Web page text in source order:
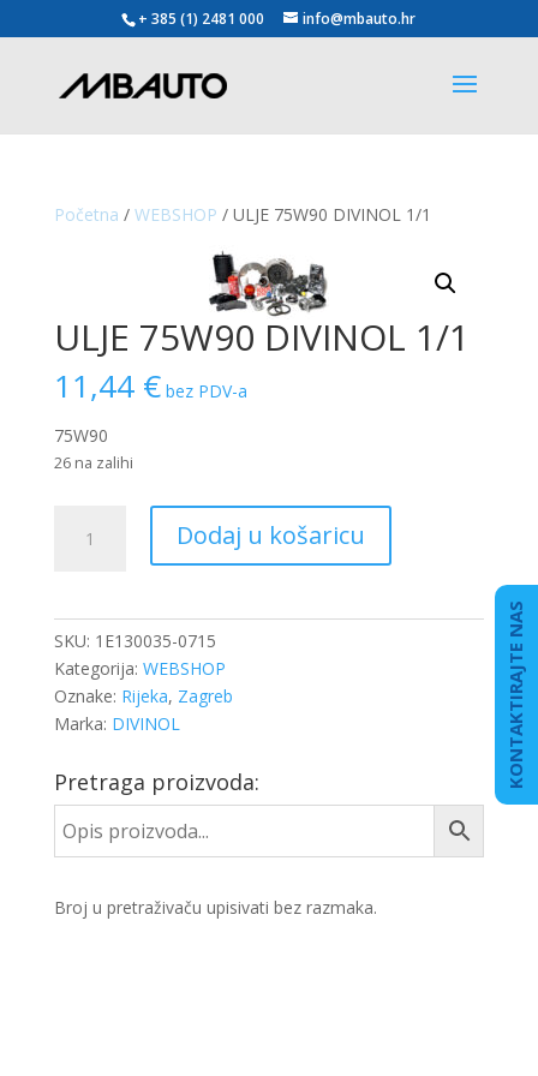
+ 385 (1) 2481 000 info@mbauto.hr
Početna / WEBSHOP / ULJE 75W90 DIVINOL 1/1
ULJE 75W90 DIVINOL 1/1
11,44 € bez PDV-a
75W90
26 na zalihi
75W90
Dodaj u košaricu
SKU: 1E130035-0715
Kategorija: WEBSHOP
Oznake: Rijeka, Zagreb
Marka: DIVINOL
Pretraga proizvoda:
Broj u pretraživaču upisivati bez razmaka.
KONTAKTIRAJTE NAS